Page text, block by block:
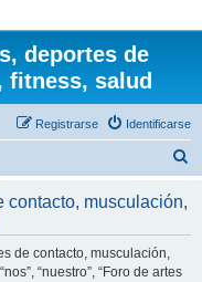
deportes de
fitness, salud
Identificarse
Registrarse
c
contacto, musculación,
de contacto, musculación,
“nuestro”, “Foro de artes